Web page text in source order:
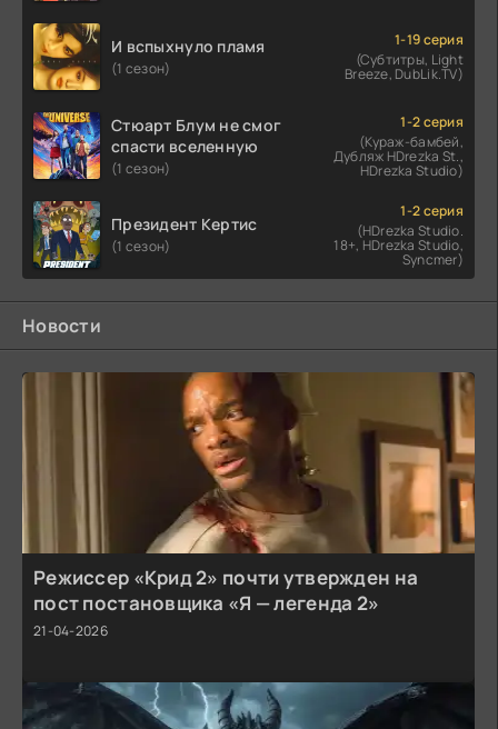
И вспыхнуло пламя
(1 сезон)
1-19 серия
(Субтитры, Light
Breeze, DubLik.TV)
Стюарт Блум не смог
спасти вселенную
(1 сезон)
1-2 серия
(Кураж-бамбей,
Дубляж HDrezka St.,
HDrezka Studio)
Президент Кертис
(1 сезон)
1-2 серия
(HDrezka Studio.
18+, HDrezka Studio,
Syncmer)
Новости
Режиссер «Крид 2» почти утвержден на
пост постановщика «Я — легенда 2»
21-04-2026